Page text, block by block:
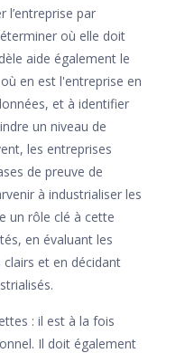
l’entreprise par
où elle doit
aide également le
en est l'entreprise en
et à identifier
un niveau de
les entreprises
de preuve de
à industrialiser les
un rôle clé à cette
en évaluant les
et en décidant
: il est à la fois
Il doit également